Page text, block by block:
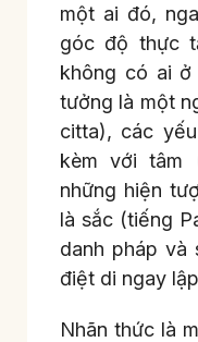
một ai đó,
góc độ thực
không có ai ở
tưởng là một
citta), các
kèm với tâm
những hiện
là sắc (tiếng
danh pháp và
điệt di ngay
Nhãn thức là